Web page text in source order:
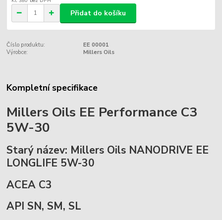
Přidat do košíku
Číslo produktu:
EE 00001
Výrobce:
Millers Oils
Kompletní specifikace
Millers Oils EE Performance C3
5W-30
Starý název: Millers Oils NANODRIVE EE
LONGLIFE 5W-30
ACEA C3
API SN, SM, SL